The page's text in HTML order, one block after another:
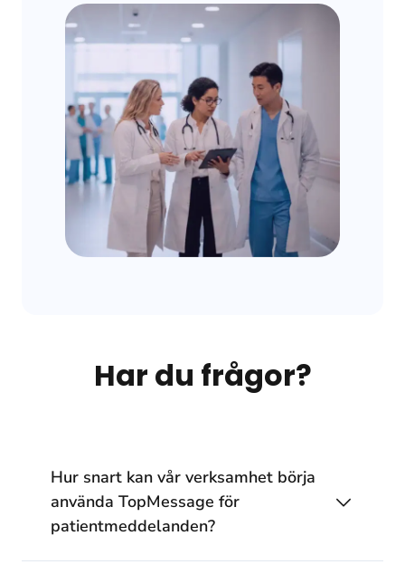
Har du frågor?
Hur snart kan vår verksamhet börja
använda TopMessage för
patientmeddelanden?